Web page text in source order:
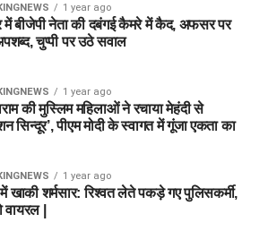
1 year ago
में बीजेपी नेता की दबंगई कैमरे में कैद, अफसर पर
चुप्पी पर उठे सवाल
1 year ago
की मुस्लिम महिलाओं ने रचाया मेहंदी से
सिन्दूर’, पीएम मोदी के स्वागत में गूंजा एकता का
1 year ago
में खाकी शर्मसार: रिश्वत लेते पकड़े गए पुलिसकर्मी,
वायरल |